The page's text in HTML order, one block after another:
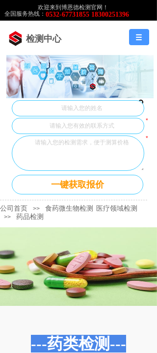
0532-67731855 18300251396
全国服务热线：
欢迎来到博恩德检测官网！
检测中心
*
*
一键获取报价
公司首页 >> 食药微生物检测 医疗领域检测
>> 药品检测
---药类检测---